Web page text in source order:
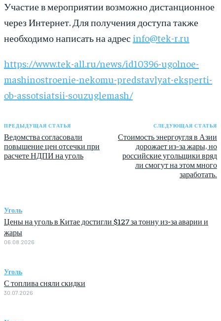
Участие в мероприятии возможно дистанционное
через Интернет. Для получения доступа также
необходимо написать на адрес info@tek-r.ru
https://www.tek-all.ru/news/id10396-ugolnoe-
mashinostroenie-nekomu-predstavlyat-eksperti-
ob-assotsiatsii-souzuglemash/
ПРЕДЫДУЩАЯ СТАТЬЯ
Ведомства согласовали
повышение цен отсечки при
расчете НДПИ на уголь
СЛЕДУЮЩАЯ СТАТЬЯ
Стоимость энергоугля в Азии
дорожает из-за жары, но
российские угольщики вряд
ли смогут на этом много
заработать.
Уголь
Цены на уголь в Китае достигли $127 за тонну из-за аварии и
жары
06.08.2026
Уголь
С топлива сняли скидки
30.07.2026